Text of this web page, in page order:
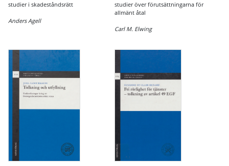
studier i skadeståndsrätt
Anders Agell
studier över förutsättningarna för
allmänt åtal
Carl M. Elwing